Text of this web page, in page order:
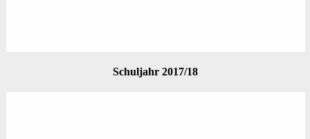
Schuljahr 2017/18